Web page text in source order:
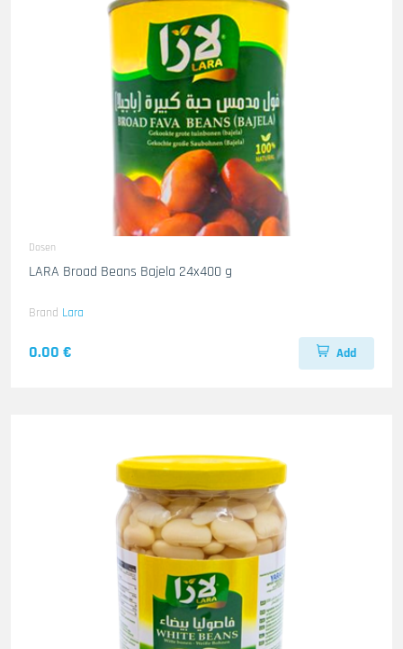
Dosen
LARA Broad Beans Bajela 24x400 g
Brand Lara
0.00 € Add